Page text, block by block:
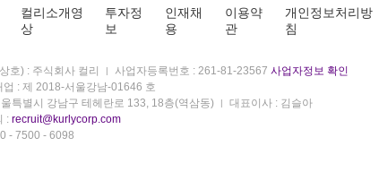
컬리소개영
상
투자정
보
인재채
용
이용약
관
개인정보처리방
침
호) : 주식회사 컬리 사업자등록번호 : 261-81-23567 사업자정보 확인
업 : 제 2018-서울강남-01646 호
특별시 강남구 테헤란로 133, 18층(역삼동)
대표이사 : 김슬아
: recruit@kurlycorp.com
- 7500 - 6098